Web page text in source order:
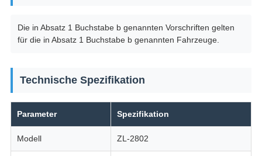
Die in Absatz 1 Buchstabe b genannten Vorschriften gelten
für die in Absatz 1 Buchstabe b genannten Fahrzeuge.
Technische Spezifikation
Parameter Spezifikation
Modell ZL-2802